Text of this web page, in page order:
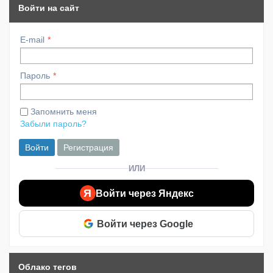
Войти на сайт
E-mail
Пароль
Запомнить меня
Забыли пароль?
Войти Регистрация
ИЛИ
Я Войти через Яндекс
Войти через Google
Облако тегов